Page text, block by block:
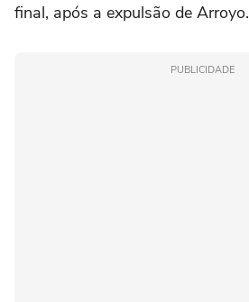
final, após a expulsão de Arroyo.
PUBLICIDADE